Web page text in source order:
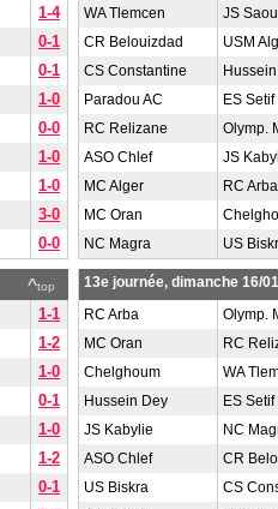
1-4
0-1
0-1
1-0
0-0
1-0
1-0
3-0
0-0
WA Tlemcen
JS
CR Belouizdad
USM
CS Constantine
Paradou AC
ES Setif
RC Relizane
Olymp.
ASO Chlef
JS
MC Alger
RC Arba
MC Oran
NC Magra
US
^top
1-1
1-2
1-0
0-1
1-0
1-2
0-1
13e journée, dimanche 16/
RC Arba
Olymp.
MC Oran
RC
Chelghoum
WA
Hussein Dey
ES Setif
JS Kabylie
NC
ASO Chlef
CR
US Biskra
CS